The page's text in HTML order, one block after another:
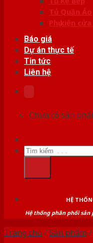
Tủ Quần Áo
Phụ kiện
Báo giá
Dự án thực tế
Tin tức
Liên hệ
Chưa có sản
Tìm
kiếm:
HỆ
Hệ thống phân phối
Trang chủ /Sản phẩm /